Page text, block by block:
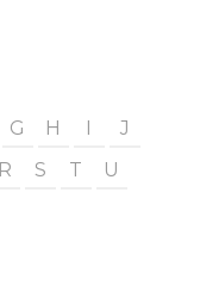
G H
J
R S T
U